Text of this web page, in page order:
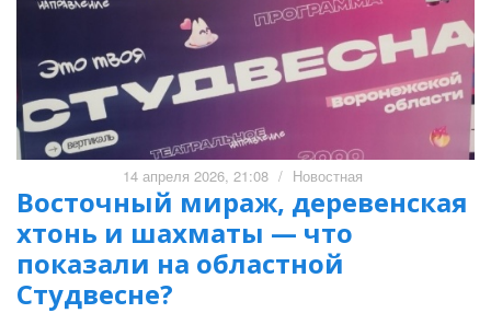
14 апреля 2026, 21:08 / Новостная
Восточный мираж, деревенская
хтонь и шахматы — что
показали на областной
Студвесне?